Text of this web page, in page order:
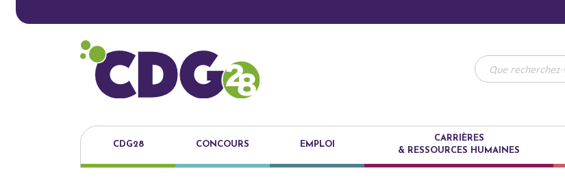
CDG28 CONCOURS EMPLOI
CARRIÈRES
& RESSOURCES HUMAINES